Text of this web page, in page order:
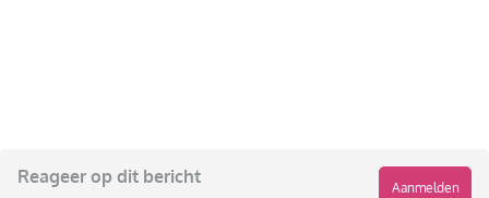
Reageer op dit bericht
Aanmelden